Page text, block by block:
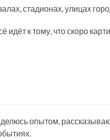
стадионах, улицах
к тому, что скоро
опытом,